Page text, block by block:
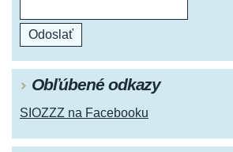
Obľúbené odkazy
SIOZZZ na Facebooku